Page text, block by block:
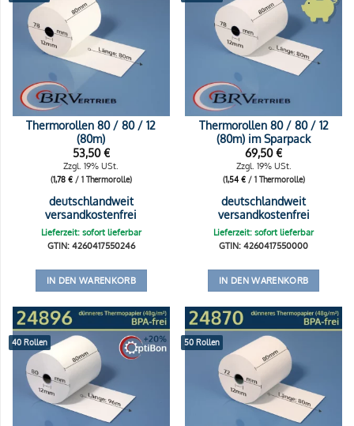
Thermorollen 80 / 80 / 12
(80m)
53,50€
Zzgl. 19% USt.
(1,78 €/ 1 Thermorolle)
deutschlandweit
versandkostenfrei
Lieferzeit: sofort lieferbar
GTIN: 4260417550246
IN DEN WARENKORB
Thermorollen 80 / 80 / 12
(80m) im Sparpack
69,50€
Zzgl. 19% USt.
(1,54 €/ 1 Thermorolle)
deutschlandweit
versandkostenfrei
Lieferzeit: sofort lieferbar
GTIN: 4260417550000
IN DEN WARENKORB
40 Rollen 50 Rollen